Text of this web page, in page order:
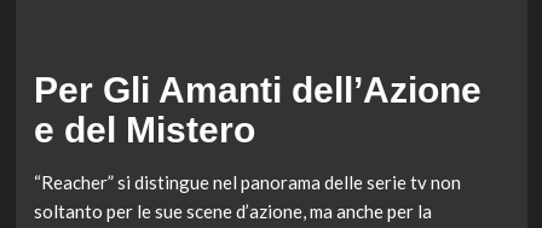
Per Gli Amanti dell’Azione
e del Mistero
“Reacher” si distingue nel panorama delle serie tv non
soltanto per le sue scene d’azione, ma anche per la